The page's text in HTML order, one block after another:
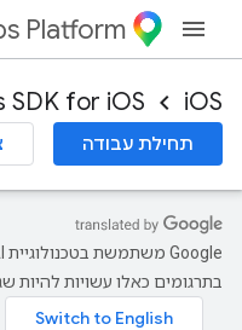
Platform
iOS
SDK for iOS
תחילת עבודה
בתרגומים כאלו עשויות להיות